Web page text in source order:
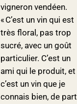
vigneron vendéen.
« C’est un vin qui est
très floral, pas trop
sucré, avec un goût
particulier. C’est un
ami qui le produit, et
c’est un vin que je
connais bien, de part